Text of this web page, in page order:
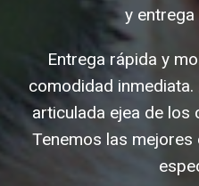
y entrega
Entrega rápida y
comodidad
articulada ejea de los
Tenemos las